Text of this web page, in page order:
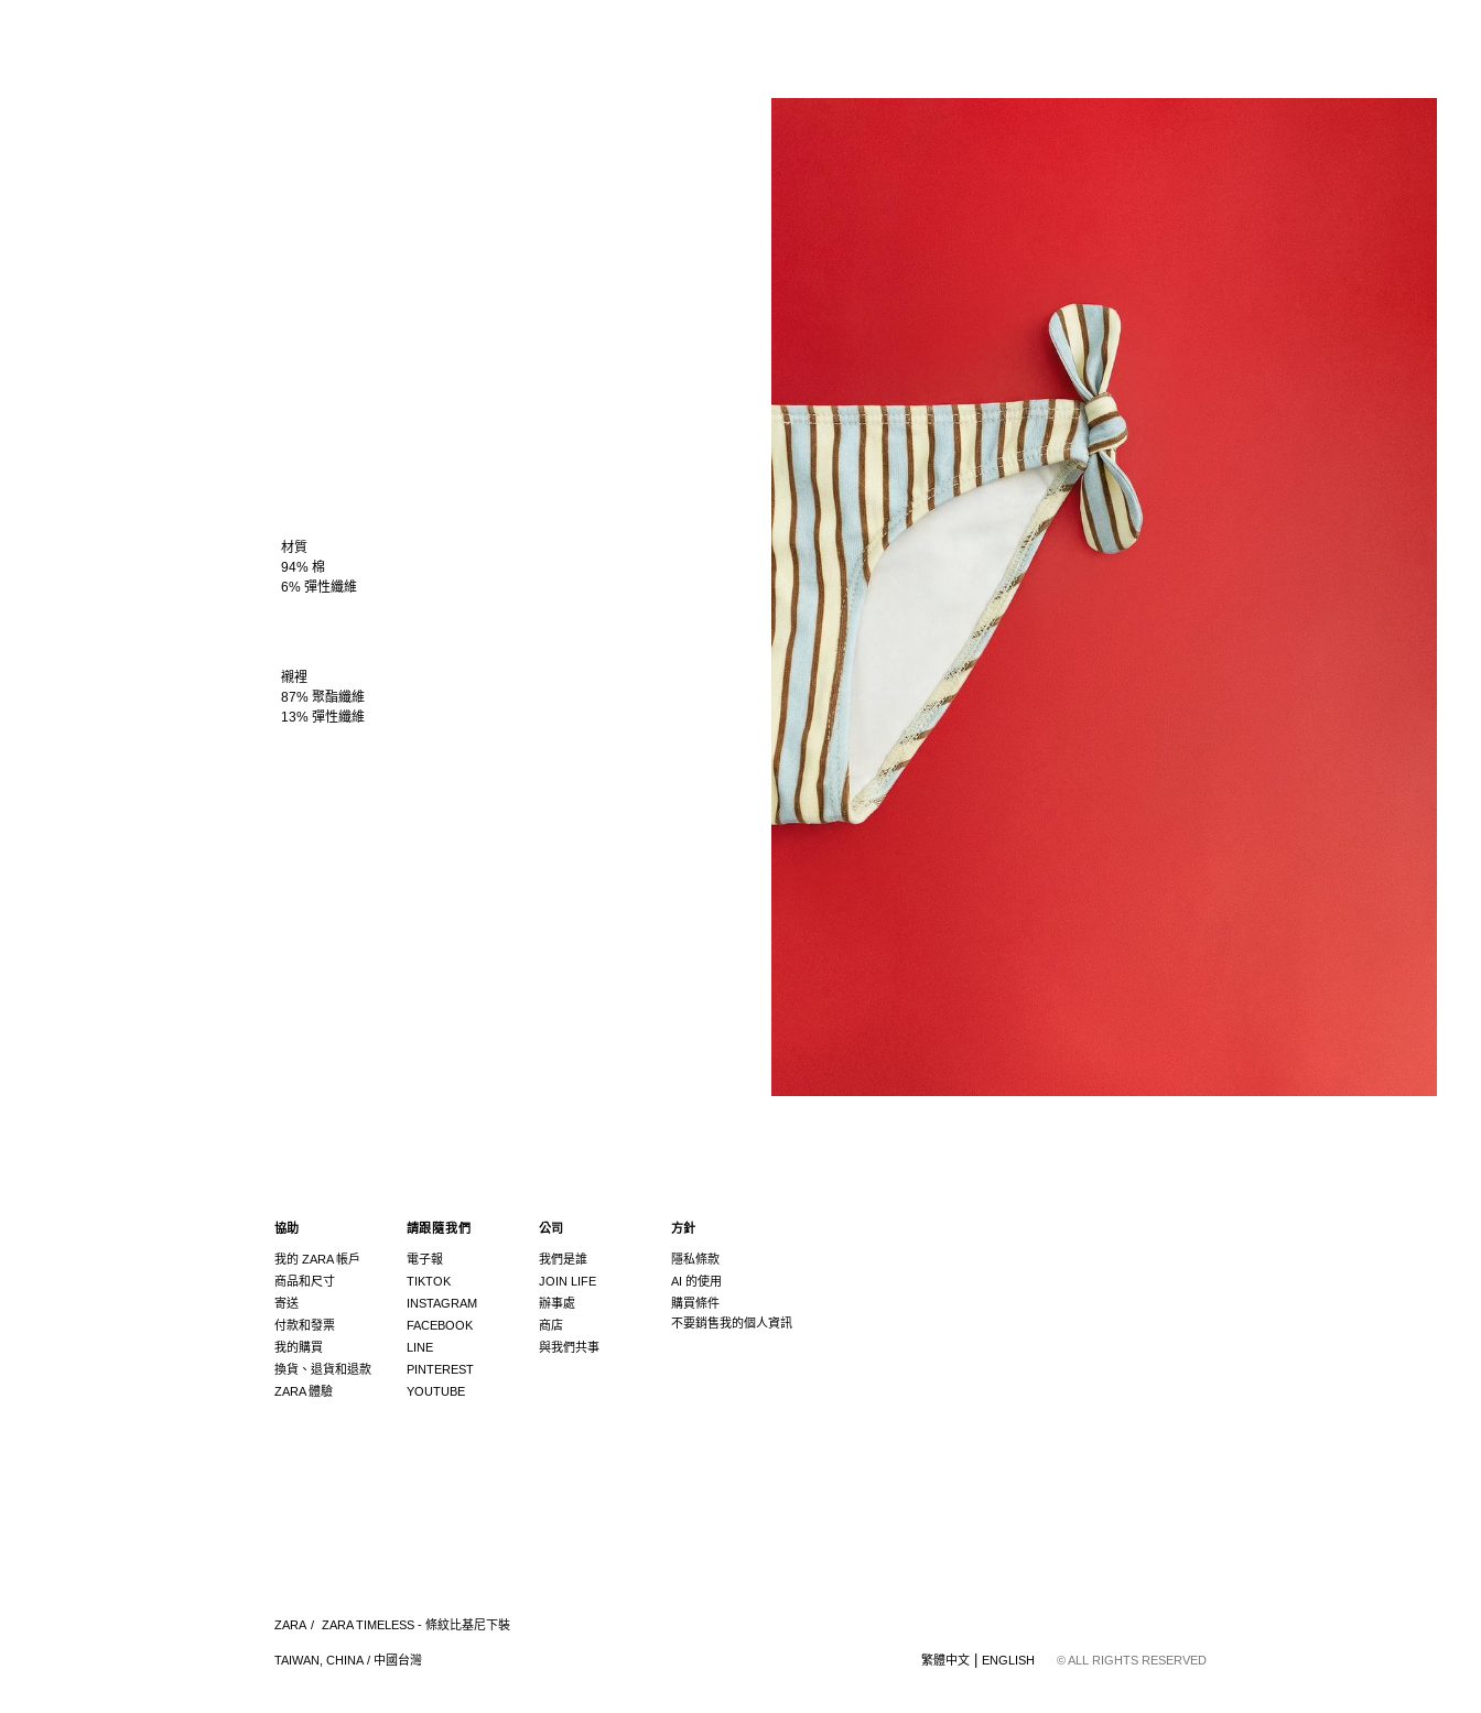
材質
94% 棉
6% 彈性纖維
襯裡
87% 聚酯纖維
13% 彈性纖維
協助
我的 ZARA 帳戶
商品和尺寸
寄送
付款和發票
我的購買
換貨、退貨和退款
ZARA 體驗
請跟隨我們
電子報
TIKTOK
INSTAGRAM
FACEBOOK
LINE
PINTEREST
YOUTUBE
公司
我們是誰
JOIN LIFE
辦事處
商店
與我們共事
方針
隱私條款
AI 的使用
購買條件
不要銷售我的個人資訊
ZARA / ZARA TIMELESS - 條紋比基尼下裝
TAIWAN, CHINA / 中國台灣 繁體中文 ENGLISH © ALL RIGHTS RESERVED